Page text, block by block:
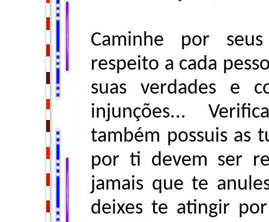
Caminhe por
respeito a cada
suas verdades e
injunções...
também possuis as
por ti devem ser
jamais que te
deixes te atingir